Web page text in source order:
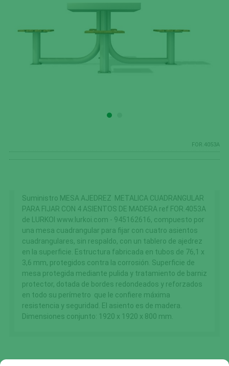
FOR.4053A
Suministro MESA AJEDREZ METALICA CUADRANGULAR
PARA FIJAR CON 4 ASIENTOS DE MADERA ref FOR.4053A
de LURKOI www.lurkoi.com - 945162616, compuesto por
una mesa cuadrangular para fijar con cuatro asientos
cuadrangulares, sin respaldo, con un tablero de ajedrez
en la superficie. Estructura fabricada en tubos de 76,1 x
3,6 mm, protegidos contra la corrosión. Superficie de
mesa protegida mediante pulida y tratamiento de barniz
protector, dotada de bordes redondeados y reforzados
en todo su perímetro que le confiere máxima
resistencia y seguridad. El asiento es de madera.
Dimensiones conjunto: 1920 x 1920 x 800 mm.